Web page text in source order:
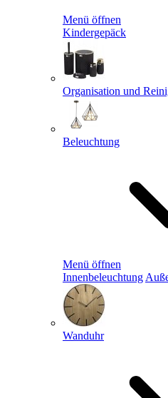
Menü öffnen
Kindergepäck
Organisation und
Beleuchtung
Menü öffnen
Innenbeleuchtung
Wanduhr